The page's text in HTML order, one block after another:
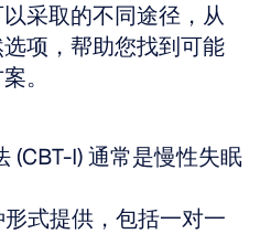
采取的不同途径，从
项，帮助您找到可能
。
(CBT-I) 通常是慢性失眠
式提供，包括一对一